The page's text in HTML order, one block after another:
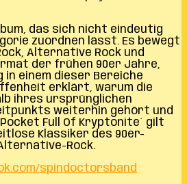
das sich nicht eindeutig
zuordnen lässt. Es bewegt
Alternative Rock und
der frühen 90er Jahre,
in einem dieser Bereiche
erklärt, warum die
ihres ursprünglichen
weiterhin gehört und
Full Of Kryptonite´ gilt
Klassiker des 90er-
Rock.
spindoctorsband